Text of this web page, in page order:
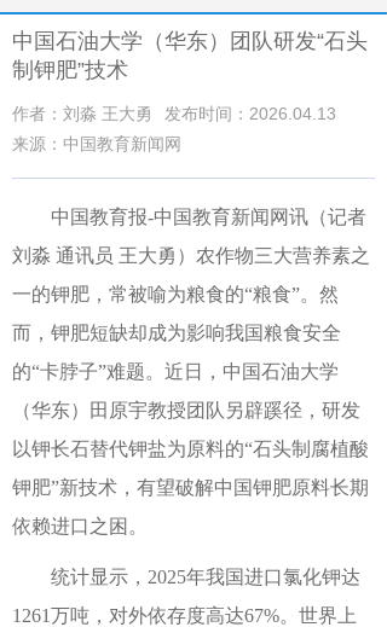
中国石油大学（华东）团队研发“石头
制钾肥”技术
作者：刘淼 王大勇
发布时间：2026.04.13
来源：中国教育新闻网
中国教育报-中国教育新闻网讯（记者
刘淼 通讯员 王大勇） 农作物三大营养素之
一的钾肥，常被喻为粮食的“粮食”。然
而，钾肥短缺却成为影响我国粮食安全
的“卡脖子”难题。近日，中国石油大学
（华东）田原宇教授团队另辟蹊径，研发
以钾长石替代钾盐为原料的“石头制腐植酸
钾肥”新技术，有望破解中国钾肥原料长期
依赖进口之困。
统计显示，2025年我国进口氯化钾达
1261万吨，对外依存度高达67%。世界上